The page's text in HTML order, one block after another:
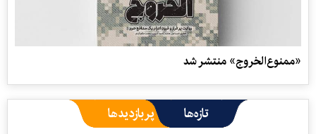
«ممنوع‌الخروج» منتشر شد
تازه‌ها پربازدیدها